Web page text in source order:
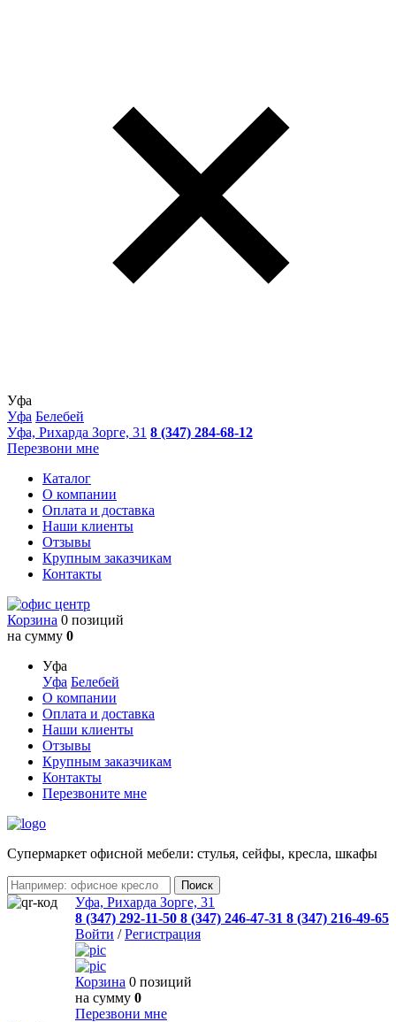
Уфа
Уфа Белебей
Уфа, Рихарда Зорге, 31 8 (347) 284-68-12
Перезвони мне
Каталог
О компании
Оплата и доставка
Наши клиенты
Отзывы
Крупным заказчикам
Контакты
Корзина 0 позиций
на сумму 0
Уфа
Уфа Белебей
О компании
Оплата и доставка
Наши клиенты
Отзывы
Крупным заказчикам
Контакты
Перезвоните мне
Cупермаркет офисной мебели: стулья, сейфы, кресла, шкафы
Уфа, Рихарда Зорге, 31
8 (347) 292-11-50 8 (347) 246-47-31 8 (347) 216-49-65
Войти /Регистрация
Корзина 0 позиций
на сумму 0
Перезвони мне